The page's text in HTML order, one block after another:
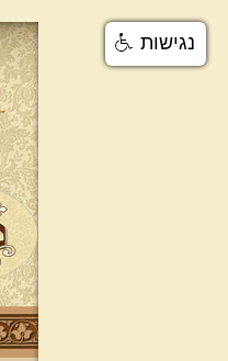
נגישות